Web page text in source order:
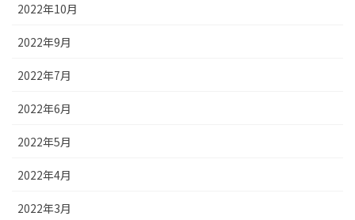
2022年10月
2022年9月
2022年7月
2022年6月
2022年5月
2022年4月
2022年3月